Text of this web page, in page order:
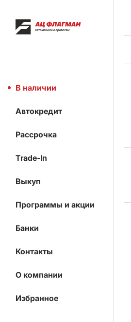
В наличии
Автокредит
Рассрочка
Trade-In
Выкуп
Программы и акции
Банки
Контакты
О компании
Избранное